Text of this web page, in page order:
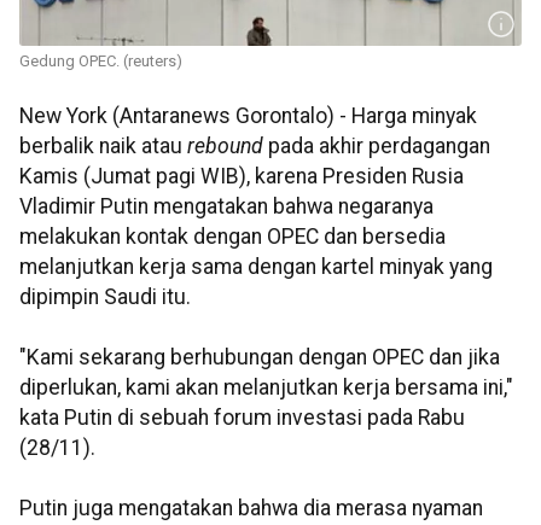
Gedung OPEC. (reuters)
New York (Antaranews Gorontalo) - Harga minyak
berbalik naik atau rebound pada akhir perdagangan
Kamis (Jumat pagi WIB), karena Presiden Rusia
Vladimir Putin mengatakan bahwa negaranya
melakukan kontak dengan OPEC dan bersedia
melanjutkan kerja sama dengan kartel minyak yang
dipimpin Saudi itu.
"Kami sekarang berhubungan dengan OPEC dan jika
diperlukan, kami akan melanjutkan kerja bersama ini,"
kata Putin di sebuah forum investasi pada Rabu
(28/11).
Putin juga mengatakan bahwa dia merasa nyaman